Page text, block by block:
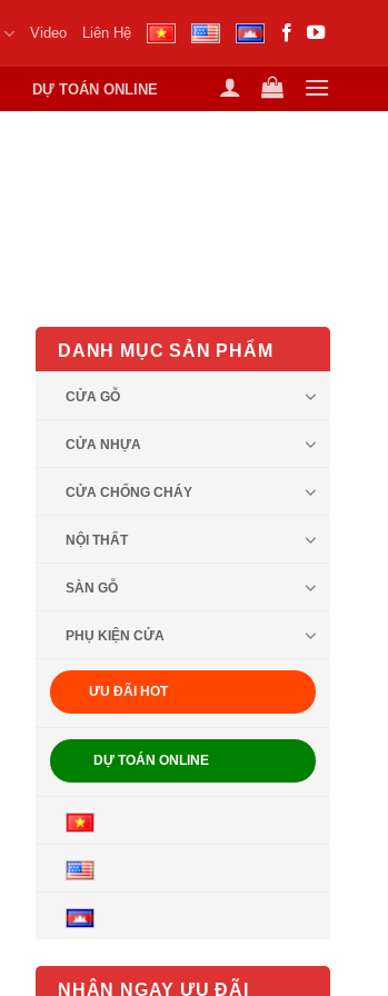
Video Liên Hệ
DỰ TOÁN ONLINE
DANH MỤC SẢN PHẨM
CỬA GỖ
CỬA NHỰA
CỬA CHỐNG CHÁY
NỘI THẤT
SÀN GỖ
PHỤ KIỆN CỬA
ƯU ĐÃI HOT
DỰ TOÁN ONLINE
NHẬN NGAY ƯU ĐÃI